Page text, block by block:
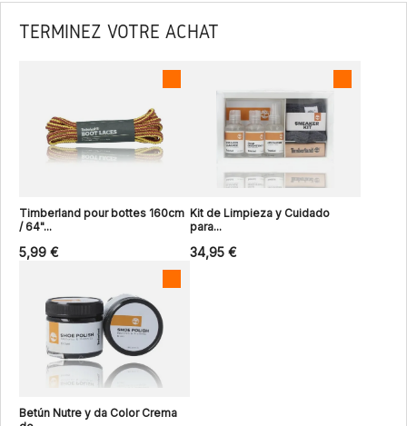
TERMINEZ VOTRE ACHAT
Timberland pour bottes 160cm
/ 64"...
5,99 €
Kit de Limpieza y Cuidado
para...
34,95 €
Betún Nutre y da Color Crema